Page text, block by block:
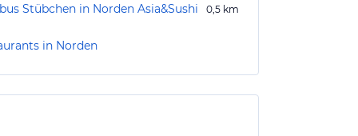
Stübchen in Norden Asia&Sushi 0,5 km
in Norden